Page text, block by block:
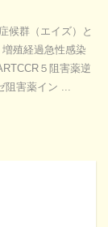
候群（エイズ）と
殖経過急性感染
５阻害薬逆
阻害薬イン ...